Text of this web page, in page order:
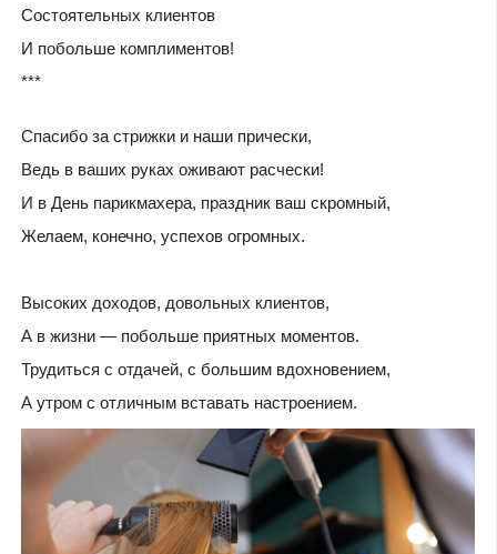
Состоятельных клиентов
И побольше комплиментов!
***
Спасибо за стрижки и наши прически,
Ведь в ваших руках оживают расчески!
И в День парикмахера, праздник ваш скромный,
Желаем, конечно, успехов огромных.
Высоких доходов, довольных клиентов,
А в жизни — побольше приятных моментов.
Трудиться с отдачей, с большим вдохновением,
А утром с отличным вставать настроением.